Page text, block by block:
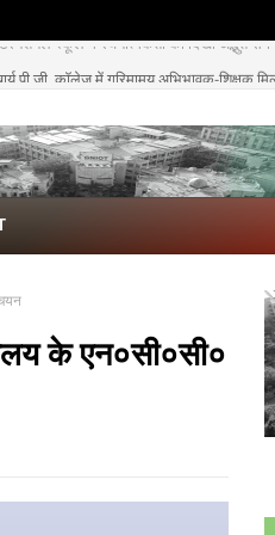
के एन०सी०सी०